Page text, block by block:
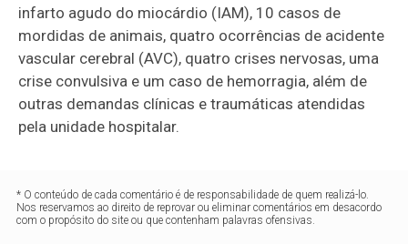
infarto agudo do miocárdio (IAM), 10 casos de
mordidas de animais, quatro ocorrências de acidente
vascular cerebral (AVC), quatro crises nervosas, uma
crise convulsiva e um caso de hemorragia, além de
outras demandas clínicas e traumáticas atendidas
pela unidade hospitalar.
* O conteúdo de cada comentário é de responsabilidade de quem realizá-lo.
Nos reservamos ao direito de reprovar ou eliminar comentários em desacordo
com o propósito do site ou que contenham palavras ofensivas.